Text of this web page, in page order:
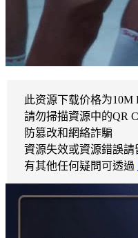
此资源下载价格为10M
請勿掃描資源中的QR
防篡改和網絡詐騙
資源失效或資源錯誤請
有其他任何疑問可透過